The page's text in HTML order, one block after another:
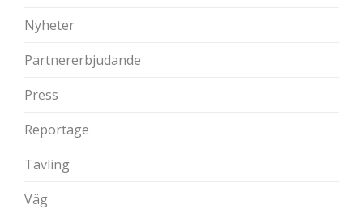
Nyheter
Partnererbjudande
Press
Reportage
Tävling
Väg